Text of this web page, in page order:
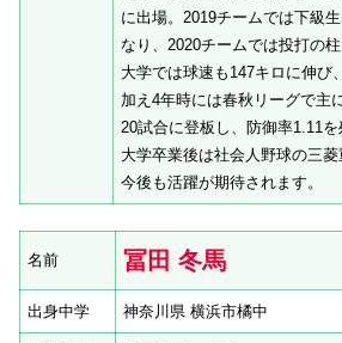
に出場。2019チームでは下級
なり、2020チームでは投打の柱
大学では球速も147キロに伸び
加え4年時には春秋リーグで主
20試合に登板し、防御率1.11を
大学卒業後は社会人野球の三菱
今後も活躍が期待されます。
名前 冨田 冬馬
出身中学 神奈川県 横浜市橘中